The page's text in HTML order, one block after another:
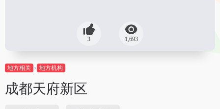
3 1,693
地方相关 地方机构
成都天府新区